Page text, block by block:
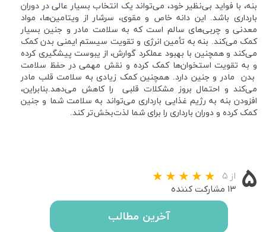
بنه، با فواید بی‌نظیر خود، می‌تواند یک انتخاب بسیار عالی در دوران
بارداری باشد. این دانه خاص و مقوی، سرشار از ویتامین‌ها، مواد
معدنی و چربی‌های سالم است که به سلامت مادر و جنین بسیار
کمک می‌‌کند. بنه به تأمین انرژی و تقویت سیستم ایمنی بدن کمک
می‌کند و همچنین با بهبود عملکرد گوارش، از یبوست پیشگیری کرده
و به تقویت استخوان‌ها کمک کرده و نقش مهمی در حفظ سلامت
بدن مادر و جنین دارد. همچنین کمک زیادی به سلامت قلب مادر
می‌کند و احتمال بروز مشکلات قلبی را کاهش می‌دهد.بنابراین،
افزودن بنه به رژیم غذایی بارداری می‌تواند به سلامت شما و جنین
کمک کرده و دوران بارداری را برای شما لذت‌بخش‌تر کند.
۵ از ۵
۱۳ مشارکت کننده
آخرین مطالب